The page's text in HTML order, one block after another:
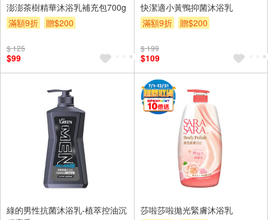
澎澎茶樹精華沐浴乳補充包700g
滿額9折
贈$200
$ 125
$99
快潔適小黃鴨抑菌沐浴乳
滿額9折
贈$200
$ 199
$109
綠的男性抗菌沐浴乳-植萃控油沉
莎啦莎啦拋光緊膚沐浴乳